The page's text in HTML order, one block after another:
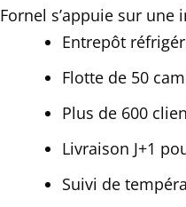
Fornel s’appuie sur
Entrepôt
Flotte de 50
Plus de 600
Livraison J+1
Suivi de